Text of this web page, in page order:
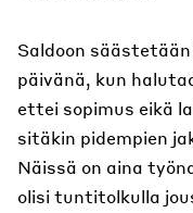
Saldoon
päivänä, kun
ettei sopimus eikä
sitäkin pidempien
Näissä on aina
olisi tuntitolkulla